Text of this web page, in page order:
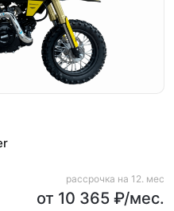
рассрочка на 12. мес
от 10 365 ₽/мес.